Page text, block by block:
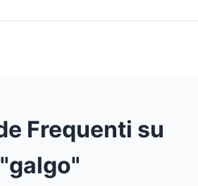
Frequenti su
"galgo"